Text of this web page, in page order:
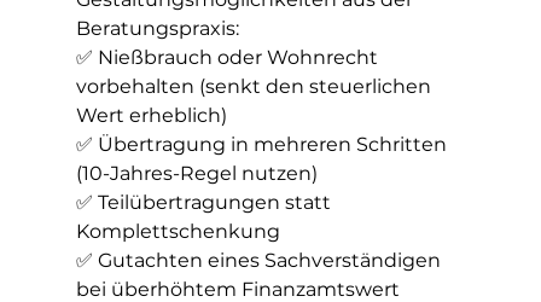
Beratungspraxis:
✅ Nießbrauch oder Wohnrecht
vorbehalten (senkt den steuerlichen
Wert erheblich)
✅ Übertragung in mehreren Schritten
(10-Jahres-Regel nutzen)
✅ Teilübertragungen statt
Komplettschenkung
✅ Gutachten eines Sachverständigen
bei überhöhtem Finanzamtswert